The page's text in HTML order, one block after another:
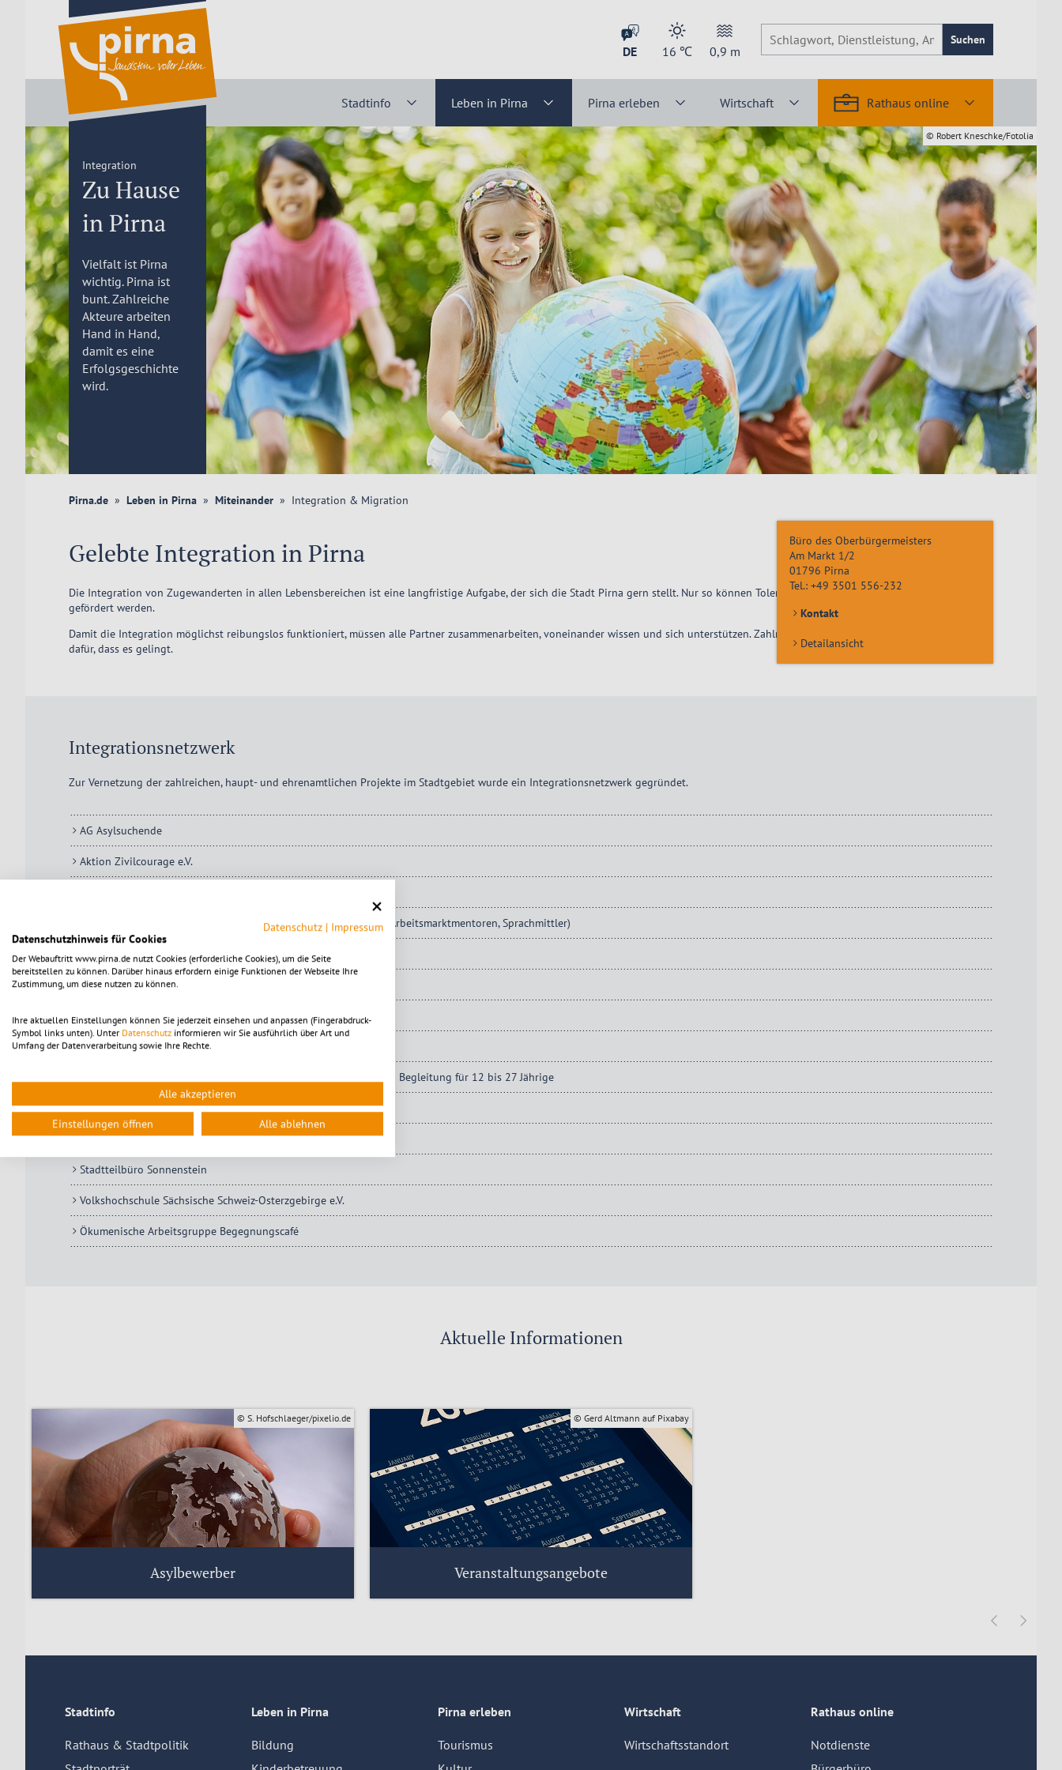
DE 16 ℃ 0,9 m
Suchen
Stadtinfo Leben in Pirna Pirna erleben Wirtschaft Rathaus online
Integration
Zu Hause
in Pirna
Vielfalt ist Pirna
wichtig. Pirna ist
bunt. Zahlreiche
Akteure arbeiten
Hand in Hand,
damit es eine
Erfolgsgeschichte
wird.
© Robert Kneschke/Fotolia
Pirna.de Leben in Pirna Miteinander Integration & Migration
Gelebte Integration in Pirna
Die Integration von Zugewanderten in allen Lebensbereichen ist eine langfristige Aufgabe, der sich die Stadt Pirna gern stellt. Nur so können Toleranz und gegenseitiges Verständnis
gefördert werden.
Damit die Integration möglichst reibungslos funktioniert, müssen alle Partner zusammenarbeiten, voneinander wissen und sich unterstützen. Zahlreiche Pirnaer engagieren sich sehr stark
dafür, dass es gelingt.
Integrationsnetzwerk
Zur Vernetzung der zahlreichen, haupt- und ehrenamtlichen Projekte im Stadtgebiet wurde ein Integrationsnetzwerk gegründet.
AG Asylsuchende
Aktion Zivilcourage e.V.
AWO Sonnenstein gGmbH – Beratungszentrum Pirna (Beratung, Arbeitsmarktmentoren, Sprachmittler)
Caritasverband für Dresden e.V. – Beratungsdienste Pirna
Fachdienst Demokratie, Prävention und Migration
FAMIL e.V. – Mehrgenerationenhaus
Freie Evangelische Gemeinde Pirna-Sonnenstein
Jugendmigrationsdienst (JMD) der Diakonie Pirna – Beratung und Begleitung für 12 bis 27 Jährige
Landratsamt Pirna
Sonnige Aussichten e.V.
Stadtteilbüro Sonnenstein
Volkshochschule Sächsische Schweiz-Osterzgebirge e.V.
Ökumenische Arbeitsgruppe Begegnungscafé
Aktuelle Informationen
© S. Hofschlaeger/pixelio.de
Asylbewerber
© Gerd Altmann auf Pixabay
Veranstaltungsangebote
Büro des Oberbürgermeisters
Am Markt 1/2
01796 Pirna
Tel.:+49 3501 556-232
Kontakt
Detailansicht
Stadtinfo
Rathaus & Stadtpolitik
Leben in Pirna
Bildung
Pirna erleben
Tourismus
Wirtschaft
Wirtschaftsstandort
Rathaus online
Notdienste
Datenschutz | Impressum
Datenschutzhinweis für Cookies
Der Webauftritt www.pirna.de nutzt Cookies (erforderliche Cookies), um die Seite
bereitstellen zu können. Darüber hinaus erfordern einige Funktionen der Webseite Ihre
Zustimmung, um diese nutzen zu können.
Ihre aktuellen Einstellungen können Sie jederzeit einsehen und anpassen (Fingerabdruck-
Symbol links unten). Unter Datenschutz informieren wir Sie ausführlich über Art und
Umfang der Datenverarbeitung sowie Ihre Rechte.
Alle akzeptieren
Einstellungen öffnen Alle ablehnen